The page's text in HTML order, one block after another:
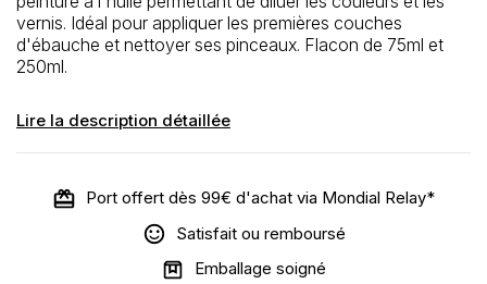
vernis. Idéal pour appliquer les premières couches
d'ébauche et nettoyer ses pinceaux. Flacon de 75ml et
250ml.
Lire la description détaillée
Port offert dès 99€ d'achat via Mondial Relay*
Satisfait ou remboursé
Emballage soigné